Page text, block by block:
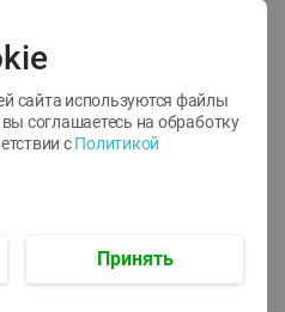
ТОФУ Vegetus ТВЕРДЫЙ
сайта используются файлы
соглашаетесь на обработку
с Политикой
Принять